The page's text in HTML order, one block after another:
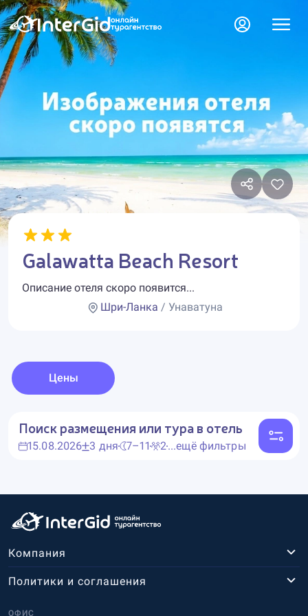
Galawatta Beach Resort
Описание отеля скоро появится...
Шри-Ланка / Унаватуна
Цены
Поиск размещения или тура в отель
15.08.2026 3 дня 7–11 2...ещё фильтры
Компания
ОФИС
Политики и соглашения